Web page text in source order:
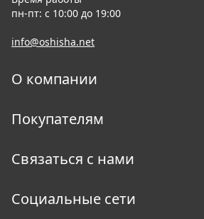
пн-пт: с 10:00 до 19:00
info@oshisha.net
О компании
Покупателям
Связаться с нами
Социальные сети